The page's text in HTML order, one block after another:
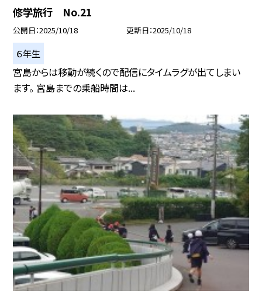
修学旅行 No.21
公開日 2025/10/18 更新日 2025/10/18
６年生
宮島からは移動が続くので配信にタイムラグが出てしまい
ます。 宮島までの乗船時間は...